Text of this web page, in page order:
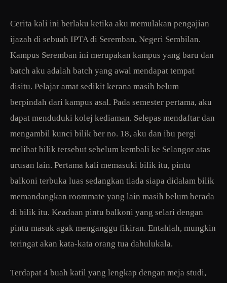
Cerita kali ini berlaku ketika aku memulakan pengajian
ijazah di sebuah IPTA di Seremban, Negeri Sembilan.
Kampus Seremban ini merupakan kampus yang baru dan
batch aku adalah batch yang awal mendapat tempat
disitu. Pelajar amat sedikit kerana masih belum
berpindah dari kampus asal. Pada semester pertama, aku
dapat menduduki kolej kediaman. Selepas mendaftar dan
mengambil kunci bilik ber no. 18, aku dan ibu pergi
melihat bilik tersebut sebelum kembali ke Selangor atas
urusan lain. Pertama kali memasuki bilik itu, pintu
balkoni terbuka luas sedangkan tiada siapa didalam bilik
memandangkan roommate yang lain masih belum berada
di bilik itu. Keadaan pintu balkoni yang selari dengan
pintu masuk agak menganggu fikiran. Entahlah, mungkin
teringat akan kata-kata orang tua dahulukala.
Terdapat 4 buah katil yang lengkap dengan meja studi,